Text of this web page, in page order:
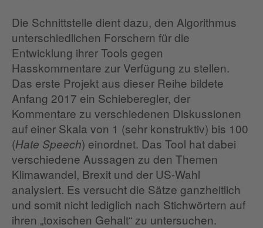
Die Schnittstelle dient dazu, den Algorithmus
unterschiedlichen Forschern für die
Entwicklung ihrer Tools gegen
Hasskommentare zur Verfügung zu stellen.
Das erste Projekt aus dieser Reihe bildete
Anfang 2017 ein Schieberegler, der
Kommentare zu verschiedenen Diskussionen
auf einer Skala von 1 (sehr konstruktiv) bis 100
(Hate Speech) einordnet. Das Tool hat dabei
verschiedene Aussagen zu den Themen
Klimawandel, Brexit und der US-Wahl
analysiert. Es versucht die Sätze ganzheitlich
und somit nicht lediglich nach Stichwörtern auf
ihren „toxischen Gehalt“ zu untersuchen.